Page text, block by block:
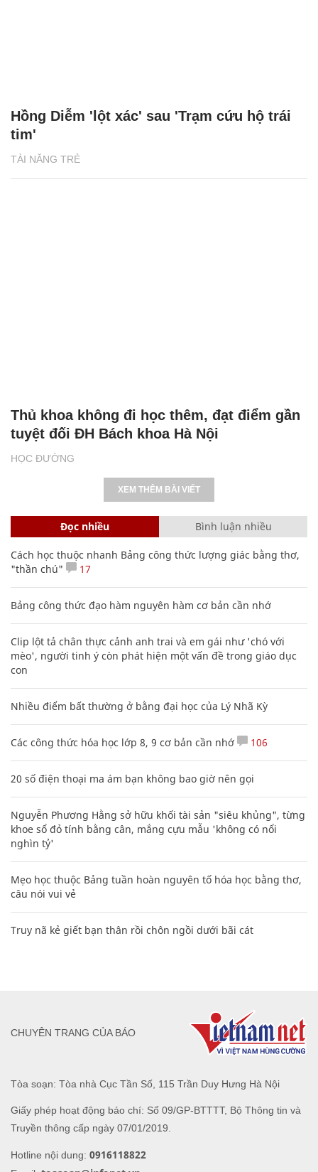
TÀI NĂNG TRẺ
Hồng Diễm 'lột xác' sau 'Trạm cứu hộ trái
tim'
HỌC ĐƯỜNG
Thủ khoa không đi học thêm, đạt điểm gần
tuyệt đối ĐH Bách khoa Hà Nội
XEM THÊM BÀI VIẾT
Đọc nhiều Bình luận nhiều
Cách học thuộc nhanh Bảng công thức lượng giác bằng thơ,
"thần chú"
17
Bảng công thức đạo hàm nguyên hàm cơ bản cần nhớ
Clip lột tả chân thực cảnh anh trai và em gái như 'chó với
mèo', người tinh ý còn phát hiện một vấn đề trong giáo dục
con
Nhiều điểm bất thường ở bằng đại học của Lý Nhã Kỳ
Các công thức hóa học lớp 8, 9 cơ bản cần nhớ 106
20 số điện thoại ma ám bạn không bao giờ nên gọi
Nguyễn Phương Hằng sở hữu khối tài sản "siêu khủng", từng
khoe sổ đỏ tính bằng cân, mắng cựu mẫu 'không có nổi
nghìn tỷ'
Mẹo học thuộc Bảng tuần hoàn nguyên tố hóa học bằng thơ,
câu nói vui vẻ
Truy nã kẻ giết bạn thân rồi chôn ngồi dưới bãi cát
Tòa soạn: Tòa nhà Cục Tần Số, 115 Trần Duy Hưng Hà Nội
Giấy phép hoạt động báo chí: Số 09/GP-BTTTT, Bộ Thông tin và
Truyền thông cấp ngày 07/01/2019.
Hotline nội dung: 0916118822
CHUYÊN TRANG CỦA BÁO